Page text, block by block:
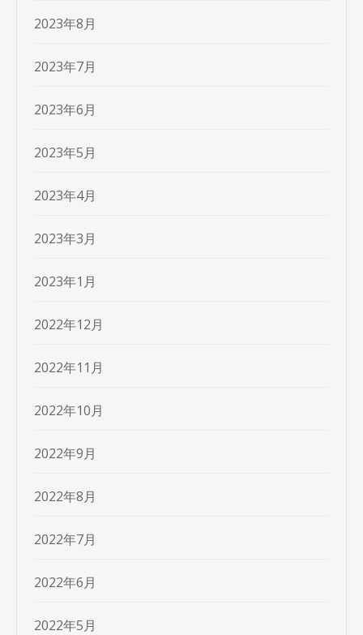
2023年8月
2023年7月
2023年6月
2023年5月
2023年4月
2023年3月
2023年1月
2022年12月
2022年11月
2022年10月
2022年9月
2022年8月
2022年7月
2022年6月
2022年5月